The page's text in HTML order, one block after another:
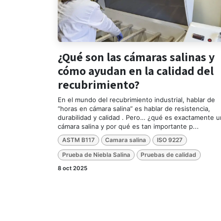
¿Qué son las cámaras salinas y
cómo ayudan en la calidad del
recubrimiento?
En el mundo del recubrimiento industrial, hablar de
“horas en cámara salina” es hablar de resistencia,
durabilidad y calidad . Pero… ¿qué es exactamente
cámara salina y por qué es tan importante p...
ASTM B117 Camara salina ISO 9227
Prueba de Niebla Salina Pruebas de calidad
8 oct 2025